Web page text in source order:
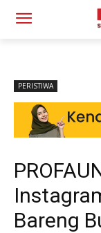
PERISTIWA
Bareng